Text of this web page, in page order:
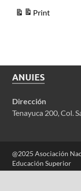
Print
View
ANUIES
Dirección
Tenayuca 200, Col.
@2025 Asociación
Educación Superior